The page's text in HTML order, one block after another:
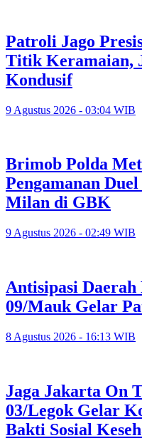
Patroli Jago
Titik Keramaian,
Kondusif
9 Agustus 2026 - 03:04 WIB
Brimob Polda
Pengamanan
Milan di GBK
9 Agustus 2026 - 02:49 WIB
Antisipasi
09/Mauk Gelar
8 Agustus 2026 - 16:13 WIB
Jaga Jakarta On
03/Legok Gelar
Bakti Sosial